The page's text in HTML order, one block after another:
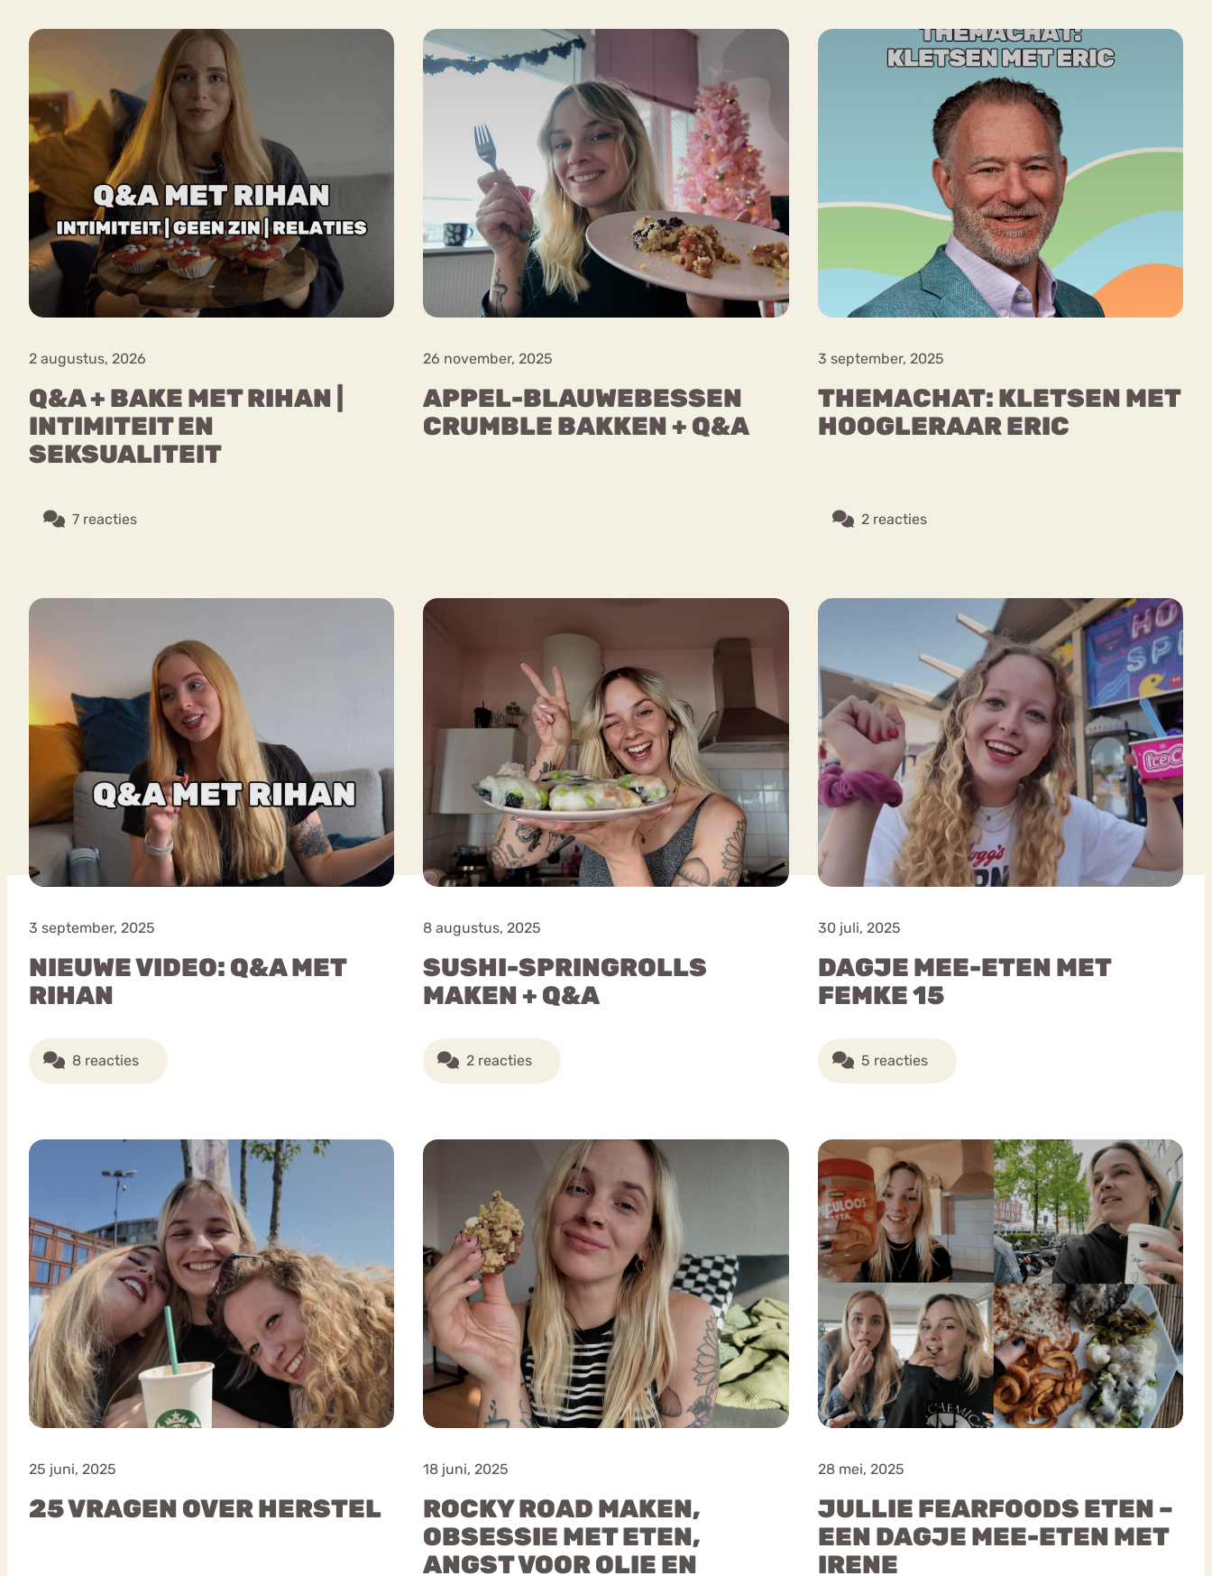
2 augustus, 2026
Q&A + BAKE MET RIHAN |
INTIMITEIT EN
SEKSUALITEIT
7 reacties
26 november, 2025
APPEL-BLAUWEBESSEN
CRUMBLE BAKKEN + Q&A
3 september, 2025
THEMACHAT: KLETSEN MET
HOOGLERAAR ERIC
2 reacties
3 september, 2025
NIEUWE VIDEO: Q&A MET
RIHAN
8 reacties
8 augustus, 2025
SUSHI-SPRINGROLLS
MAKEN + Q&A
2 reacties
30 juli, 2025
DAGJE MEE-ETEN MET
FEMKE 15
5 reacties
25 juni, 2025
25 VRAGEN OVER HERSTEL
18 juni, 2025
ROCKY ROAD MAKEN,
OBSESSIE MET ETEN,
ANGST VOOR OLIE EN
28 mei, 2025
JULLIE FEARFOODS ETEN –
EEN DAGJE MEE-ETEN MET
IRENE
VEEL GEZOCHTE TERMEN
Boulimia Nervosa Anorexia Nervosa Eetbuien Sport
Trauma
Orthorexia
Afvallen Angst